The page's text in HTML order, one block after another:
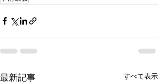
最新記事 すべて表示